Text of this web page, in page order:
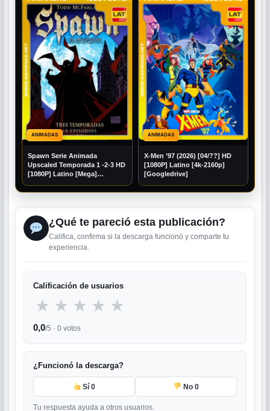
ANIMADAS
Spawn Serie Animada
Upscaled Temporada 1 -2-3 HD
[1080P] Latino [Mega]
ANIMADAS
X-Men ’97 (2026) [04/??] HD
[1080P] Latino [4k-2160p]
[Googledrive]
¿Qué te pareció esta publicación?
Califica, confirma si la descarga funcionó y comparte tu
experiencia.
Calificación de usuarios
★ ★ ★ ★ ★
0,0/5 · 0 votos
¿Funcionó la descarga?
Sí0 No 0
Tu respuesta ayuda a otros usuarios.